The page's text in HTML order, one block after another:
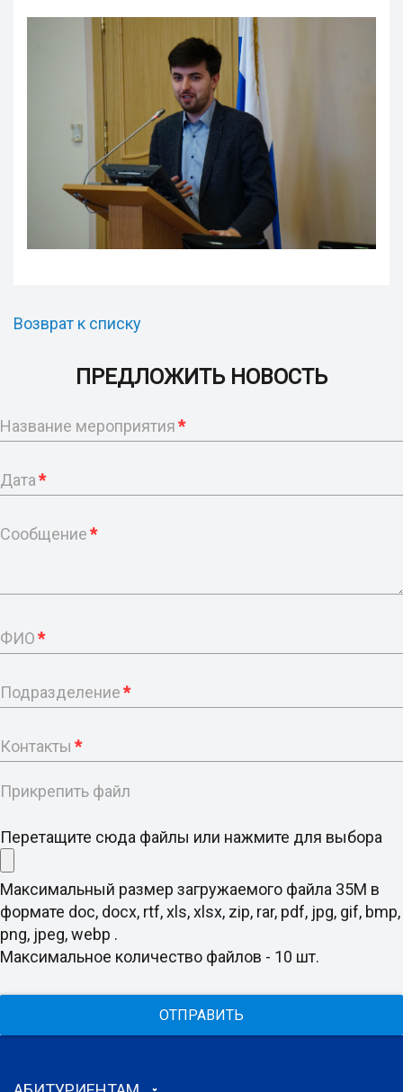
Возврат к списку
ПРЕДЛОЖИТЬ НОВОСТЬ
Название мероприятия*
Дата*
Сообщение*
ФИО*
Подразделение*
Контакты *
Прикрепить файл
Перетащите сюда файлы или нажмите для выбора
Максимальный размер загружаемого файла 35M в
формате doc, docx, rtf, xls, xlsx, zip, rar, pdf, jpg, gif, bmp,
png, jpeg, webp .
Максимальное количество файлов - 10 шт.
ОТПРАВИТЬ